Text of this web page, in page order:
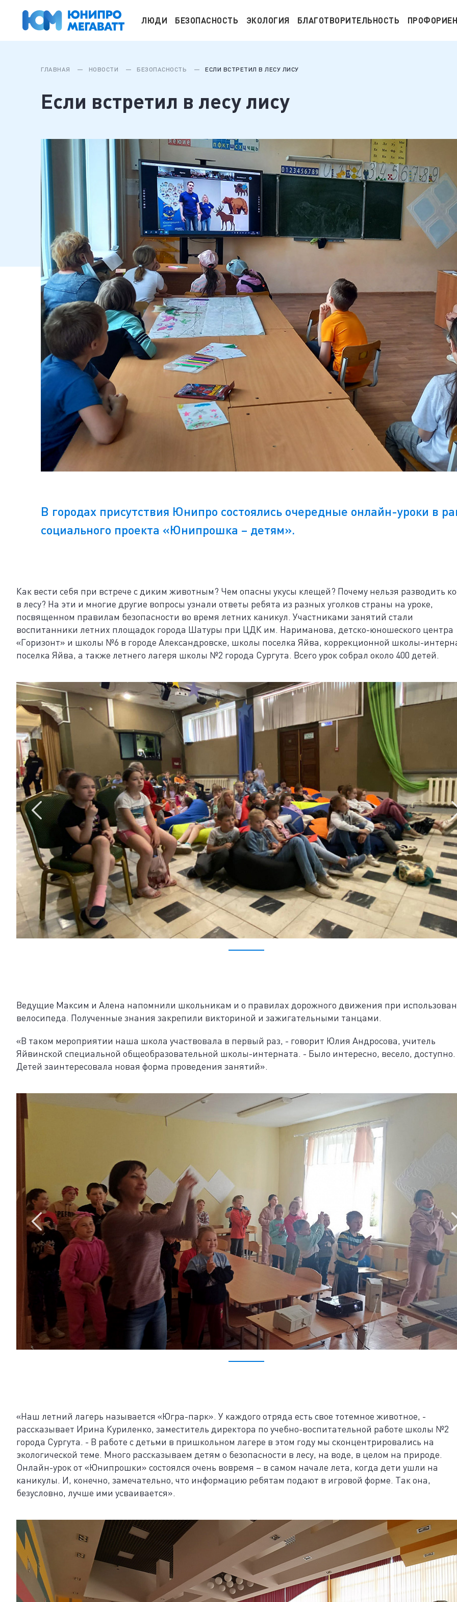
ЛЮДИ БЕЗОПАСНОСТЬ ЭКОЛОГИЯ БЛАГОТВОРИТЕЛЬНОСТЬ
ГЛАВНАЯ НОВОСТИ БЕЗОПАСНОСТЬ ЕСЛИ ВСТРЕТИЛ В ЛЕСУ ЛИСУ
Если встретил в лесу лису
В городах присутствия Юнипро состоялись очередные онлайн-уроки в
социального проекта «Юнипрошка – детям».
Как вести себя при встрече с диким животным? Чем опасны укусы клещей? Почему нельзя разводить
в лесу? На эти и многие другие вопросы узнали ответы ребята из разных уголков страны на уроке,
посвященном правилам безопасности во время летних каникул. Участниками занятий стали
воспитанники летних площадок города Шатуры при ЦДК им. Нариманова, детско-юношеского центра
«Горизонт» и школы №6 в городе Александровске, школы поселка Яйва, коррекционной школы-
поселка Яйва, а также летнего лагеря школы №2 города Сургута. Всего урок собрал около 400 детей.
Ведущие Максим и Алена напомнили школьникам и о правилах дорожного движения при
велосипеда. Полученные знания закрепили викториной и зажигательными танцами.
«В таком мероприятии наша школа участвовала в первый раз, - говорит Юлия Андросова, учитель
Яйвинской специальной общеобразовательной школы-интерната. - Было интересно, весело, доступно.
Детей заинтересовала новая форма проведения занятий».
«Наш летний лагерь называется «Югра-парк». У каждого отряда есть свое тотемное животное, -
рассказывает Ирина Куриленко, заместитель директора по учебно-воспитательной работе школы №2
города Сургута. - В работе с детьми в пришкольном лагере в этом году мы сконцентрировались на
экологической теме. Много рассказываем детям о безопасности в лесу, на воде, в целом на природе.
Онлайн-урок от «Юнипрошки» состоялся очень вовремя – в самом начале лета, когда дети ушли на
каникулы. И, конечно, замечательно, что информацию ребятам подают в игровой форме. Так она,
безусловно, лучше ими усваивается».